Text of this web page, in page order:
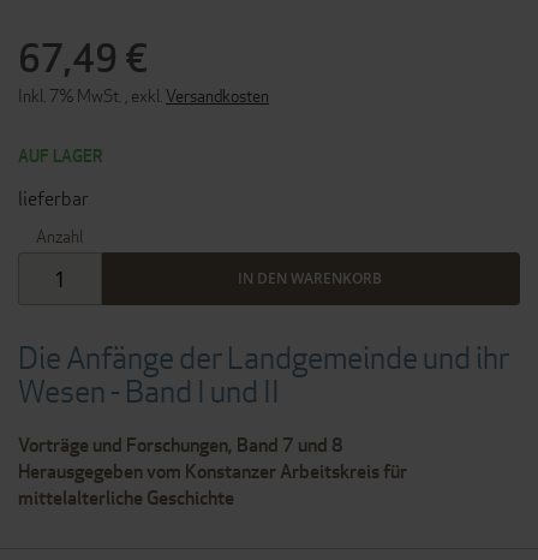
Die Anfänge der Landgemeinde und ihr
Wesen - Band I und II
Vorträge und Forschungen, Band 7 und 8
Herausgegeben vom Konstanzer Arbeitskreis für
mittelalterliche Geschichte
67,49 €
Inkl. 7% MwSt. exkl. Versandkosten
AUF LAGER
lieferbar
Anzahl
IN DEN WARENKORB